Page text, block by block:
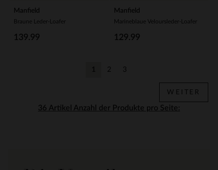
Manfield
Braune Leder-Loafer
139.99
Manfield
Marineblaue Veloursleder-Loafer
129.99
Anzahl der Produkte pro Seite:
1 2 3
WEITER